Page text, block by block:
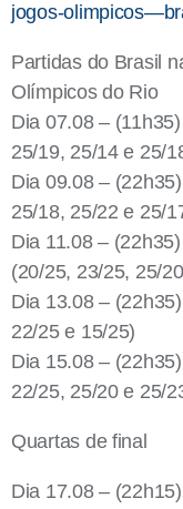
jogos-olimpicos—
Partidas do Brasil
Olímpicos do Rio
Dia 07.08 –
25/19, 25/14 e 25/
Dia 09.08 –
25/18, 25/22 e 25/
Dia 11.08 –
(20/25, 23/25, 25/
Dia 13.08 –
22/25 e 15/25)
Dia 15.08 –
22/25, 25/20 e 25/
Quartas de final
Dia 17.08 –